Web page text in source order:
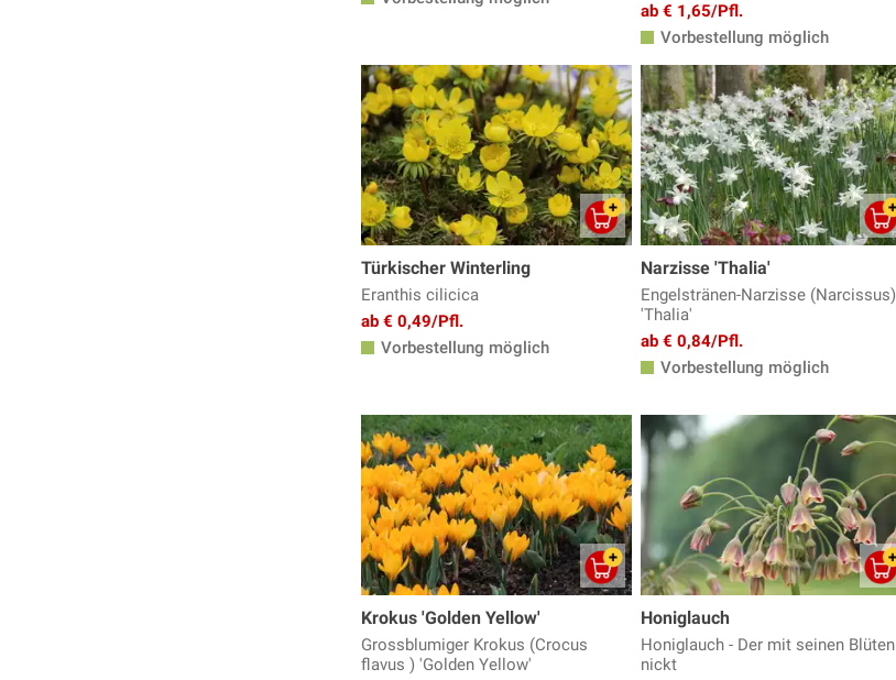
ab € 1,65/Pfl.
Vorbestellung möglich
Türkischer Winterling
Eranthis cilicica
ab € 0,49/Pfl.
Vorbestellung möglich
Narzisse 'Thalia'
Engelstränen-Narzisse (Narcissus)
'Thalia'
ab € 0,84/Pfl.
Vorbestellung möglich
Krokus 'Golden Yellow'
Grossblumiger Krokus (Crocus
flavus ) 'Golden Yellow'
Honiglauch
Honiglauch - Der mit seinen Blüten
nickt